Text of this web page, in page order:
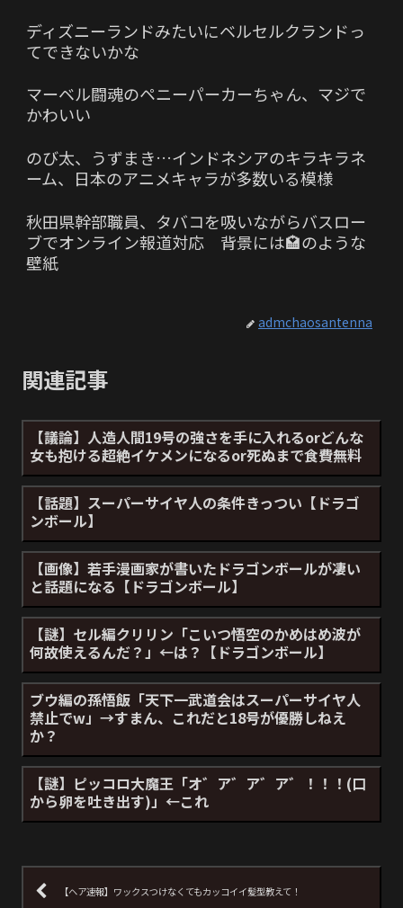
ディズニーランドみたいにベルセルクランドっ
てできないかな
マーベル闘魂のペニーパーカーちゃん、マジで
かわいい
のび太、うずまき…インドネシアのキラキラネ
ーム、日本のアニメキャラが多数いる模様
秋田県幹部職員、タバコを吸いながらバスロー
ブでオンライン報道対応 背景には🏩のような
壁紙
admchaosantenna
関連記事
【議論】人造人間19号の強さを手に入れるorどんな
女も抱ける超絶イケメンになるor死ぬまで食費無料
【話題】スーパーサイヤ人の条件きっつい【ドラゴ
ンボール】
【画像】若手漫画家が書いたドラゴンボールが凄い
と話題になる【ドラゴンボール】
【謎】セル編クリリン「こいつ悟空のかめはめ波が
何故使えるんだ？」←は？【ドラゴンボール】
ブウ編の孫悟飯「天下一武道会はスーパーサイヤ人
禁止でw」→すまん、これだと18号が優勝しねえ
か？
【謎】ピッコロ大魔王「オ゛ア゛ア゛ア゛！！！(口
から卵を吐き出す)」←これ
【ヘア速報】ワックスつけなくてもカッコイイ髪型教えて！